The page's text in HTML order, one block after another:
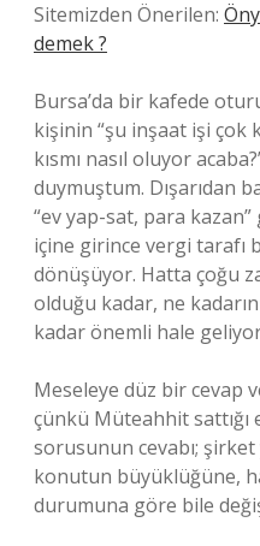
Sitemizden Önerilen:
demek ?
Bursa’da bir kafede
kişinin “şu inşaat işi çok
kısmı nasıl oluyor
duymuştum. Dışarıdan
“ev yap-sat, para
içine girince vergi tarafı
dönüşüyor. Hatta çoğu
olduğu kadar, ne
kadar önemli hale
Meseleye düz bir cevap
çünkü Müteahhit sattığı
sorusunun cevabı; şirket
konutun büyüklüğüne,
durumuna göre bile